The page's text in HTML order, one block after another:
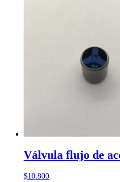
Válvula flujo de
$10.800